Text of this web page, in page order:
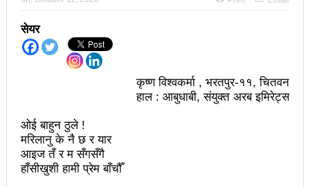
अझ सुदृढ बनाएको छः प्रचण्ड
छिटफुटबाहेक शान्तिपूर्ण रुपमा मतदान सम्पन्न
आज प्रतिनिधिसभा सदस्य निर्वाचनः देशैभर मतदान जारी
बैतडीमा जन्तिबस दुर्घटनाः १३ जनाको मृत्यु
कविता – अपजश
पुरस्कार वितरणबिनै काउन्सिलले सम्पन्न गर्‍यो वार्षिकोत्सव
हितेन्द्रदेव शाक्यलाई पद छाड्नुपर्ने नैतिक दबाबः समय बुझेर
सेयर
कृष्ण विश्वकर्मा , भरतपुर-११, चितवन
हाल : आबुधाबी, संयुक्त अरब इमिरेट्स
ओई बाहुन ठुले !
मरिलानु के नै छ र यार
आइज तँ र म सँगसँगै
हाँसीखुशी हामी प्रेम बाँचौँ